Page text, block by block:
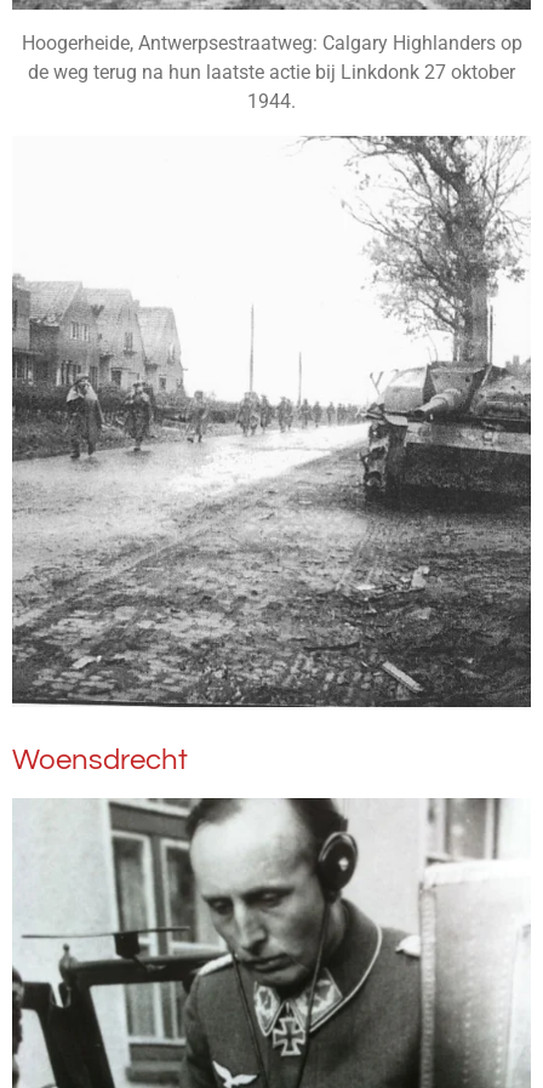
Hoogerheide, Antwerpsestraatweg: Calgary Highlanders op
de weg terug na hun laatste actie bij Linkdonk 27 oktober
1944.
Woensdrecht